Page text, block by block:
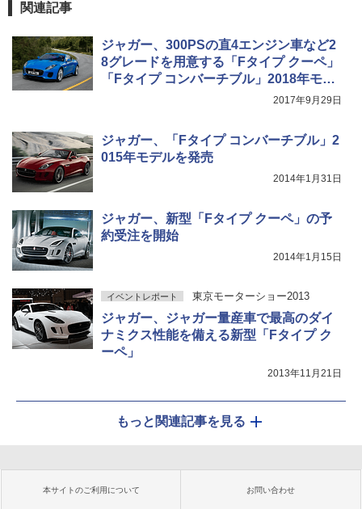
関連記事
ジャガー、300PSの直4エンジン車など2
8グレードを用意する「Fタイプ クーペ」
「Fタイプ コンバーチブル」2018年モデ
2017年9月29日
ジャガー、「Fタイプ コンバーチブル」2
015年モデルを発売
2014年1月31日
ジャガー、新型「Fタイプ クーペ」の予
約受注を開始
2014年1月15日
イベントレポート 東京モーターショー2013
ジャガー、ジャガー量産車で最高のダイ
ナミクス性能を備える新型「Fタイプ ク
ーペ」
2013年11月21日
もっと関連記事を見る
本サイトのご利用について お問い合わせ